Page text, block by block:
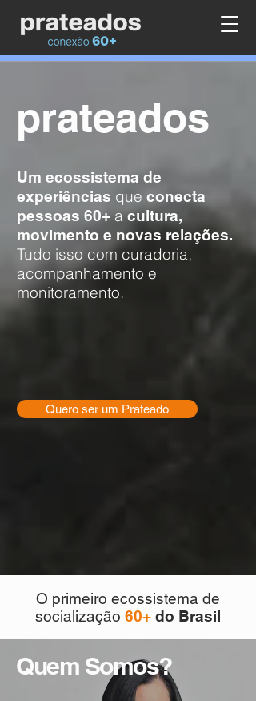
prateados
Um ecossistema de
experiências que conecta
pessoas 60+ acultura,
movimento e novas relações.
Tudo isso com curadoria,
acompanhamento e
monitoramento.
Quero ser um Prateado
O primeiro ecossistema de
socialização 60+ do Brasil
Quem Somos?